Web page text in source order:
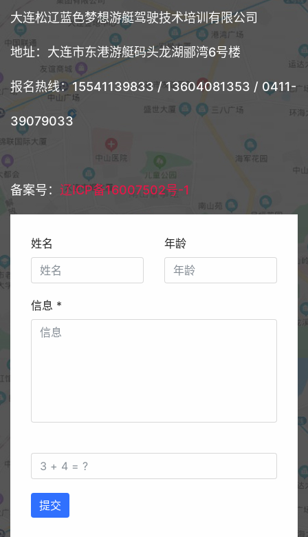
大连松辽蓝色梦想游艇驾驶技术培训有限公司
地址：大连市东港游艇码头龙湖郦湾6号楼
报名热线：15541139833 / 13604081353 / 0411-
39079033
备案号： 辽ICP备16007502号-1
姓名 年龄
信息 *
提交